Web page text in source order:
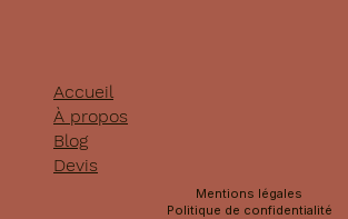
Accueil
À propos
Blog
Devis
Mentions légales
Politique de confidentialité